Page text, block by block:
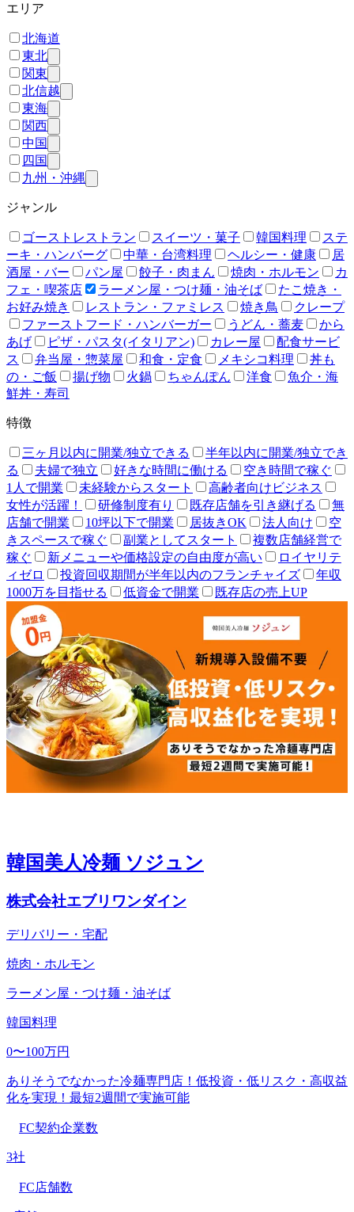
エリア
北海道
東北
関東
北信越
東海
関西
中国
四国
九州・沖縄
ジャンル
ゴーストレストラン スイーツ・菓子 韓国料理
ステ
ーキ・ハンバーグ
中華・台湾料理 ヘルシー・健康
居
酒屋・バー
パン屋 餃子・肉まん 焼肉・ホルモン
カ
フェ・喫茶店
ラーメン屋・つけ麺・油そば
たこ焼き・
お好み焼き
レストラン・ファミレス 焼き鳥
クレープ
ファーストフード・ハンバーガー
うどん・蕎麦
から
あげ
ピザ・パスタ(イタリアン) カレー屋
配食サービ
ス
弁当屋・惣菜屋 和食・定食 メキシコ料理
丼も
の・ご飯
揚げ物 火鍋 ちゃんぽん 洋食
魚介・海
鮮丼・寿司
特徴
三ヶ月以内に開業/独立できる
半年以内に開業/独立でき
る
夫婦で独立 好きな時間に働ける
空き時間で稼ぐ
1人で開業
未経験からスタート
高齢者向けビジネス
女性が活躍！
研修制度有り 既存店舗を引き継げる
無
店舗で開業
10坪以下で開業 居抜きOK 法人向け
空
きスペースで稼ぐ
副業としてスタート
複数店舗経営で
稼ぐ
新メニューや価格設定の自由度が高い
ロイヤリテ
ィゼロ
投資回収期間が半年以内のフランチャイズ
年収
1000万を目指せる
低資金で開業 既存店の売上UP
韓国美人冷麺 ソジュン
株式会社エブリワンダイン
デリバリー・宅配
焼肉・ホルモン
ラーメン屋・つけ麺・油そば
韓国料理
0〜100万円
ありそうでなかった冷麺専門店！低投資・低リスク・高収益
化を実現！最短2週間で実施可能
FC契約企業数
3社
FC店舗数